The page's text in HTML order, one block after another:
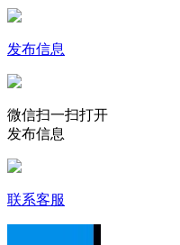
发布信息
微信扫一扫打开
发布信息
联系客服